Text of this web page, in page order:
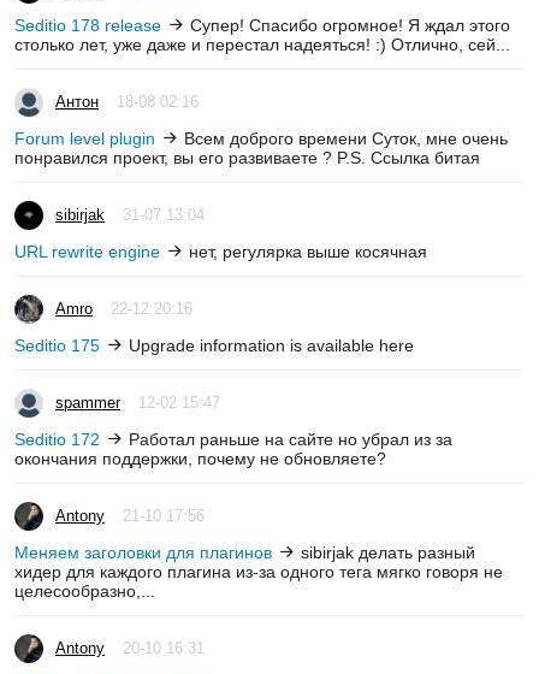
Seditio 178 release
Супер! Спасибо огромное! Я ждал этого
столько лет, уже даже и перестал надеяться! :) Отлично, сей...
Антон 18-08 02:16
Forum level plugin
Всем доброго времени Суток, мне очень
понравился проект, вы его развиваете ? P.S. Ссылка битая
sibirjak 31-07 13:04
URL rewrite engine нет, регулярка выше косячная
Amro 22-12 20:16
Seditio 175 Upgrade information is available here
spammer 12-02 15:47
Seditio 172
Работал раньше на сайте но убрал из за
окончания поддержки, почему не обновляете?
Antony 21-10 17:56
Меняем заголовки для плагинов
sibirjak делать разный
хидер для каждого плагина из-за одного тега мягко говоря не
целесообразно,...
Antony 20-10 16:31